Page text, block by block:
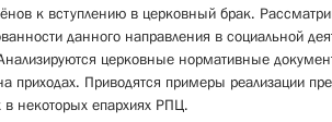
к вступлению в церковный брак.
данного направления в социальной
церковные нормативные
приходах. Приводятся примеры реализации
в некоторых епархиях РПЦ.